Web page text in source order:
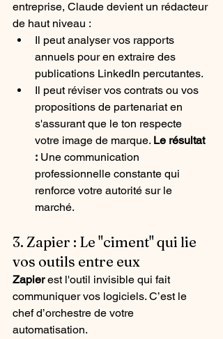
entreprise, Claude devient un rédacteur
de haut niveau :
Il peut analyser vos rapports
annuels pour en extraire des
publications LinkedIn percutantes.
Il peut réviser vos contrats ou vos
propositions de partenariat en
s'assurant que le ton respecte
votre image de marque. Le résultat
: Une communication
professionnelle constante qui
renforce votre autorité sur le
marché.
3. Zapier : Le "ciment" qui lie
vos outils entre eux
Zapier est l'outil invisible qui fait
communiquer vos logiciels. C’est le
chef d’orchestre de votre
automatisation.